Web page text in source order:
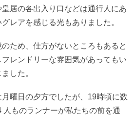
居の各出入り口などは通行人にあ
レアを感じる光もありました。
ため、仕方がないところもあると
レンドリーな雰囲気があってもい
した。
曜日の夕方でしたが、19時頃に数
人ものランナーが私たちの前を通